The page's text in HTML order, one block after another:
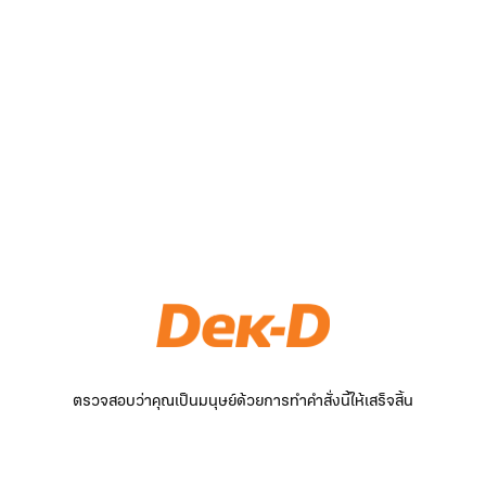
ตรวจสอบว่าคุณเป็นมนุษย์ด้วยการทำคำสั่งนี้ให้เสร็จสิ้น